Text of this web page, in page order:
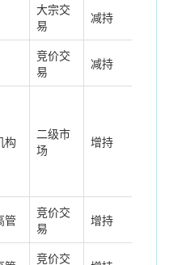
大宗交
易
减持
竞价交
易
减持
构
二级市
场
增持
管
竞价交
易
增持
竞价交